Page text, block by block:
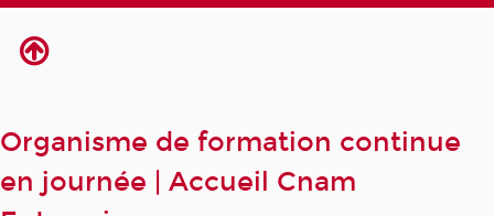
Organisme de formation continue
en journée | Accueil Cnam